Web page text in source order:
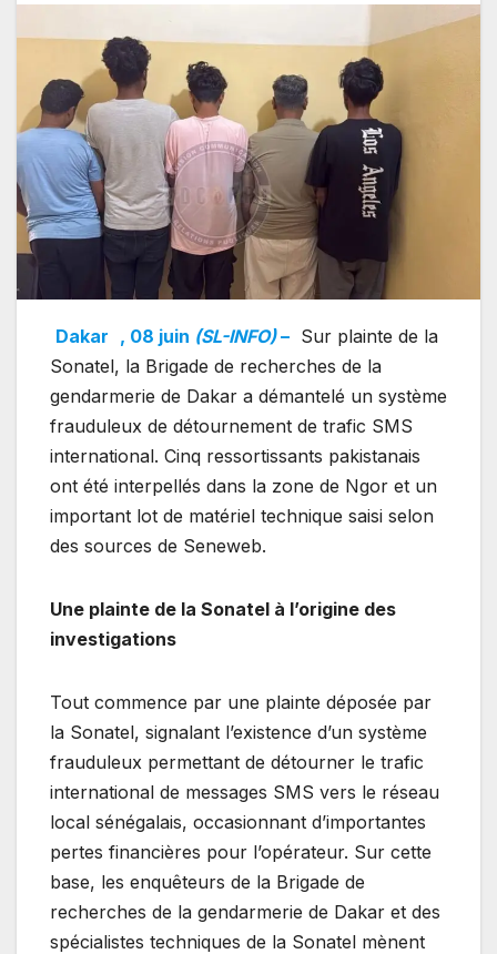
Dakar , 08 juin (SL-INFO)– Sur plainte de la
Sonatel, la Brigade de recherches de la
gendarmerie de Dakar a démantelé un système
frauduleux de détournement de trafic SMS
international. Cinq ressortissants pakistanais
ont été interpellés dans la zone de Ngor et un
important lot de matériel technique saisi selon
des sources de Seneweb.
Une plainte de la Sonatel à l’origine des
investigations
Tout commence par une plainte déposée par
la Sonatel, signalant l’existence d’un système
frauduleux permettant de détourner le trafic
international de messages SMS vers le réseau
local sénégalais, occasionnant d’importantes
pertes financières pour l’opérateur. Sur cette
base, les enquêteurs de la Brigade de
recherches de la gendarmerie de Dakar et des
spécialistes techniques de la Sonatel mènent